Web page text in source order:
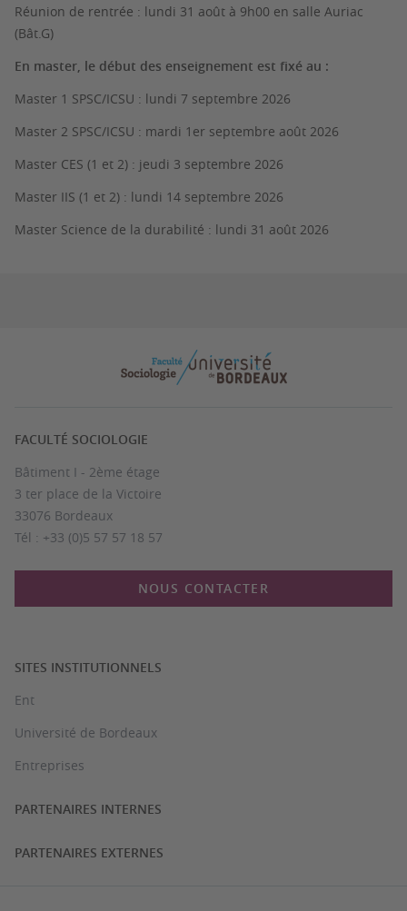
Réunion de rentrée : lundi 31 août à 9h00 en salle Auriac
(Bât.G)
En master, le début des enseignement est fixé au :
Master 1 SPSC/ICSU : lundi 7 septembre 2026
Master 2 SPSC/ICSU : mardi 1er septembre août 2026
Master CES (1 et 2) : jeudi 3 septembre 2026
Master IIS (1 et 2) : lundi 14 septembre 2026
Master Science de la durabilité : lundi 31 août 2026
FACULTÉ SOCIOLOGIE
Bâtiment I - 2ème étage
3 ter place de la Victoire
33076 Bordeaux
Tél : +33 (0)5 57 57 18 57
NOUS CONTACTER
SITES INSTITUTIONNELS
Ent
Université de Bordeaux
Entreprises
PARTENAIRES INTERNES
PARTENAIRES EXTERNES